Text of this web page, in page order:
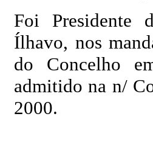
Foi Presidente
Ílhavo, nos
do Concelho
admitido na n/
2000.